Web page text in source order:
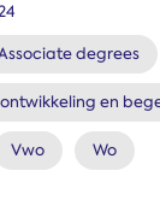
degrees
en
Vwo Wo